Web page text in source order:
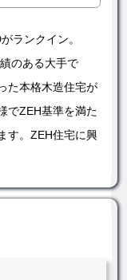
ランクイン。
のある大手で
た本格木造住宅が
でZEH基準を満た
す。ZEH住宅に興